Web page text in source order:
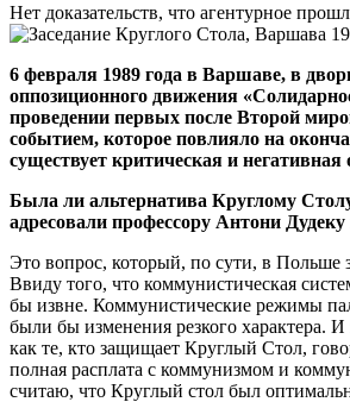
Нет доказательств, что агентурное
6 февраля 1989 года в Варшаве, в
оппозиционного движения
проведении первых после Второй
событием, которое повлияло на
существует критическая и
Была ли альтернатива Круглому
адресовали профессору Антони
Это вопрос, который, по сути, в Польше
Ввиду того, что коммунистическая
бы извне. Коммунистические режимы
были бы изменения резкого характера.
как те, кто защищает Круглый Стол,
полная расплата с коммунизмом и
считаю, что Круглый стол был